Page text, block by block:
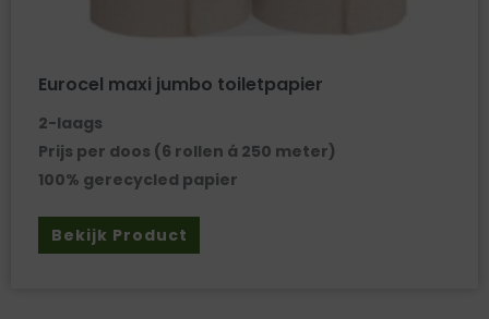
Eurocel maxi jumbo toiletpapier
2-laags
Prijs per doos (6 rollen á 250 meter)
100% gerecycled papier
Bekijk Product